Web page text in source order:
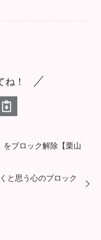
ね！
をブロック解除【栗山
と思う心のブロック